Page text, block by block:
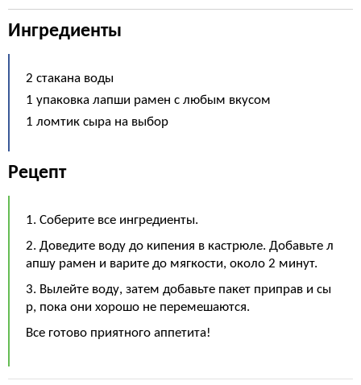
Ингредиенты
2 стакана воды
1 упаковка лапши рамен с любым вкусом
1 ломтик сыра на выбор
Рецепт
1. Соберите все ингредиенты.
2. Доведите воду до кипения в кастрюле. Добавьте л
апшу рамен и варите до мягкости, около 2 минут.
3. Вылейте воду, затем добавьте пакет приправ и сы
р, пока они хорошо не перемешаются.
Все готово приятного аппетита!